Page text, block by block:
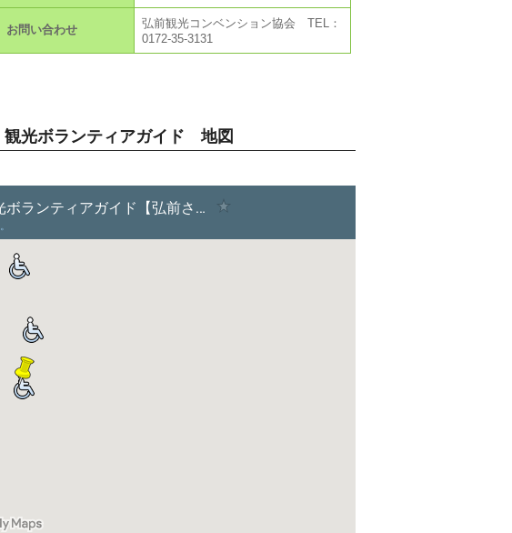
お問い合わせ
弘前観光コンベンション協会 TEL：
0172-35-3131
観光ボランティアガイド 地図